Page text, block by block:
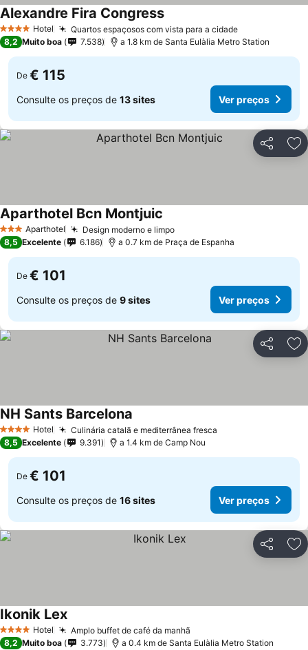
4 EstrelasHotel Quartos espaçosos com vista para a cidadeVer preços
Alexandre Fira CongressVer preços
8,2 Muito boa 7.538 a 1.8 km de Santa Eulàlia Metro Station
De € 115
Consulte os preços de 13 sites Ver preços
Partilhar
3 EstrelasAparthotel Design moderno e limpoVer preços
Aparthotel Bcn Montjuic
8,5 Excelente 6.186 a 0.7 km de Praça de Espanha
De € 101
Consulte os preços de 9 sites Ver preços
Partilhar
4 EstrelasHotel Culinária catalã e mediterrânea fresca
NH Sants Barcelona
8,5 Excelente 9.391 a 1.4 km de Camp Nou
De € 101
Consulte os preços de 16 sites Ver preços
Partilhar
4 EstrelasHotel Amplo buffet de café da manhã
Ikonik LexVer preços
8,2 Muito boa 3.773 a 0.4 km de Santa Eulàlia Metro Station